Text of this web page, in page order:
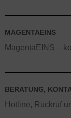
MAGENTAEINS
MagentaEINS –
BERATUNG,
Hotline, Rückruf